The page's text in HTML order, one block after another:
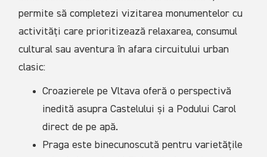
permite să completezi vizitarea monumentelor cu
activități care prioritizează relaxarea, consumul
cultural sau aventura în afara circuitului urban
clasic:
Croazierele pe Vltava oferă o perspectivă
inedită asupra Castelului și a Podului Carol
direct de pe apă.
Praga este binecunoscută pentru varietățile